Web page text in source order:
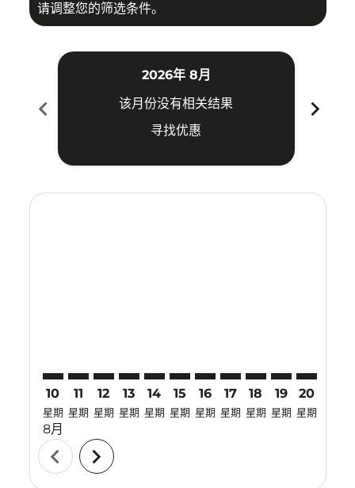
请调整您的筛选条件。
chevron_left
2026年 8月
该月份没有相关结果
寻找优惠
chevron_right
10
星期
8月
11
星期
12
星期
13
星期
14
星期
15
星期
16
星期
17
星期
18
星期
19
星期
20
星期
chevron_left chevron_right